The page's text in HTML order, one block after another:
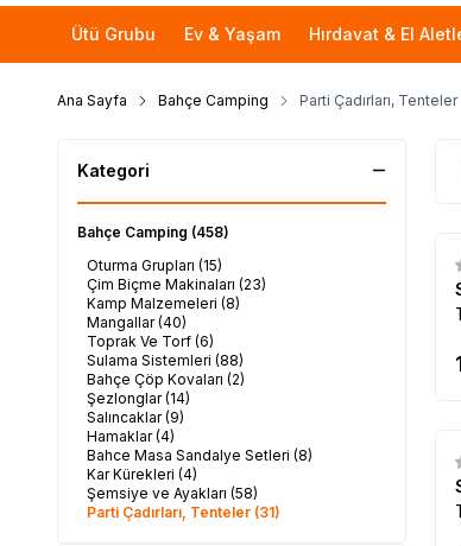
Ütü Grubu Ev & Yaşam Hırdavat & El
Ana Sayfa Bahçe Camping Parti Çadırları, Tenteler
Kategori
Bahçe Camping (458)
Oturma Grupları (15)
Çim Biçme Makinaları (23)
Kamp Malzemeleri (8)
Mangallar(40)
Toprak Ve Torf (6)
Sulama Sistemleri (88)
Bahçe Çöp Kovaları (2)
Şezlonglar(14)
Salıncaklar(9)
Hamaklar(4)
Bahce Masa Sandalye Setleri (8)
Kar Kürekleri (4)
Şemsiye ve Ayakları (58)
Parti Çadırları, Tenteler (31)